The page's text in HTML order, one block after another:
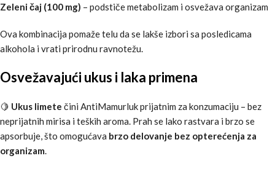
Zeleni čaj (100 mg) – podstiče metabolizam i osvežava organizam
Ova kombinacija pomaže telu da se lakše izbori sa posledicama
alkohola i vrati prirodnu ravnotežu.
Osvežavajući ukus i laka primena
🍋 Ukus limete čini AntiMamurluk prijatnim za konzumaciju – bez
neprijatnih mirisa i teških aroma. Prah se lako rastvara i brzo se
apsorbuje, što omogućava brzo delovanje bez opterećenja za
organizam.